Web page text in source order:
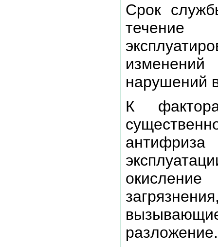
Срок
нарушений
К
разложение.